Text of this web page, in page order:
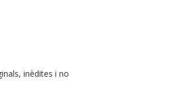
inèdites i no